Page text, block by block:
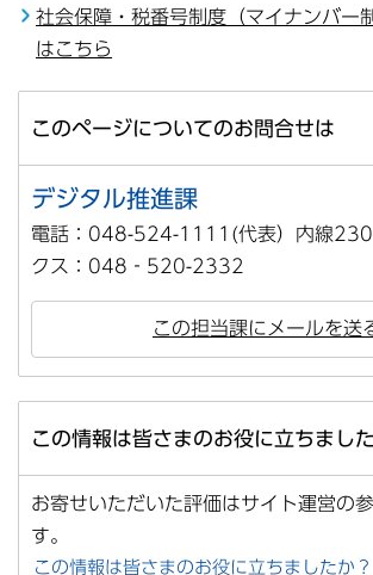
社会保障・税番号制度（マイナンバー
はこちら
このページについてのお問合せは
デジタル推進課
電話：048-524-1111(代表）内線
クス：048‐520-2332
この担当課にメールを送
この情報は皆さまのお役に立ちまし
お寄せいただいた評価はサイト運営の
す。
この情報は皆さまのお役に立ちましたか？